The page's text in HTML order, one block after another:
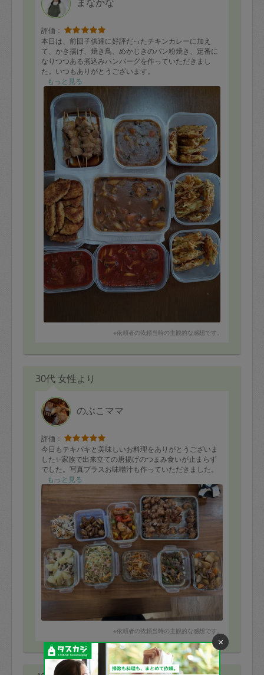
50%
金曜日9時～土曜日8時まで＝依頼金額の
100%
土曜日8時〜実施時間＝依頼金額の100%
＋交通費全額
依頼者不在による当日キャンセル＝依頼
金額の100%＋交通費全額
2. 定期契約キャンセル（定期契約のみ）
定期契約をキャンセルする場合、毎週定
期は月2回まで隔週定期は月1回までキャ
ンセル料は発生しません。それ以上はキ
ャンセル料が発生します。
定期契約キャンセル料：
・1回につき1,200円※
・詳細ルールは、こちらを参照くださ
い。
※キャンセル料金の設定について：
定期依頼1回（3時間）の金額とスポット
1回（3時間）依頼した場合の金額の差額
評価：
本日は、前回子供達に好評だったチキンカレーに加え
て、かき揚げ、焼き鳥、めかじきのパン粉焼き、定番に
なりつつある煮込みハンバーグを作っていただきまし
た。いつもありがとうございます。
もっと見る
※依頼者の依頼当時の主観的な感想です。
30代 女性より
のぶこママ
評価：
今日もテキパキと美味しいお料理をありがとうございま
した✨家族で出来立ての唐揚げのつまみ食いが止まらず
でした。写真プラスお味噌汁も作っていただきました。
もっと見る
※依頼者の依頼当時の主観的な感想です。
×